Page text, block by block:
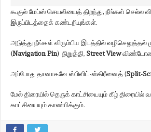
கூகுல் மேப்ஸ் செயலியைத் திறந்து, நீங்கள் செல்ல
இருப்பிடத்தைக் கண்டறியுங்கள்.
அடுத்து நீங்கள் விரும்பிய இடத்தில்
(Navigation Pin) நிறுத்தி,Street View
அப்போது தானாகவே ஸ்பிளிட்-ஸ்கிரீனைத் (Split-
மேல் திரையில் தெருக் காட்சியையும் கீழ் திரையில்
காட்சியையும் காண்பிக்கும்.